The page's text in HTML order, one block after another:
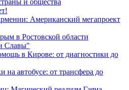
Американский мегапроект
в Ростовской области
Славы"
в Кирове: от диагностики до
на автобусе: от трансфера до